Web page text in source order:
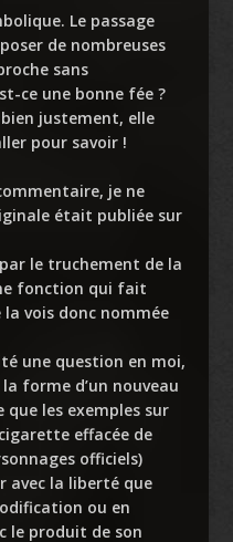
Le passage
de nombreuses
sans
ce une bonne fée ?
justement, elle
pour savoir !
je ne
était publiée sur
le truchement de la
fonction qui fait
vois donc nommée
une question en moi,
forme d’un nouveau
les exemples sur
effacée de
officiels)
avec la liberté que
ou en
le produit de son